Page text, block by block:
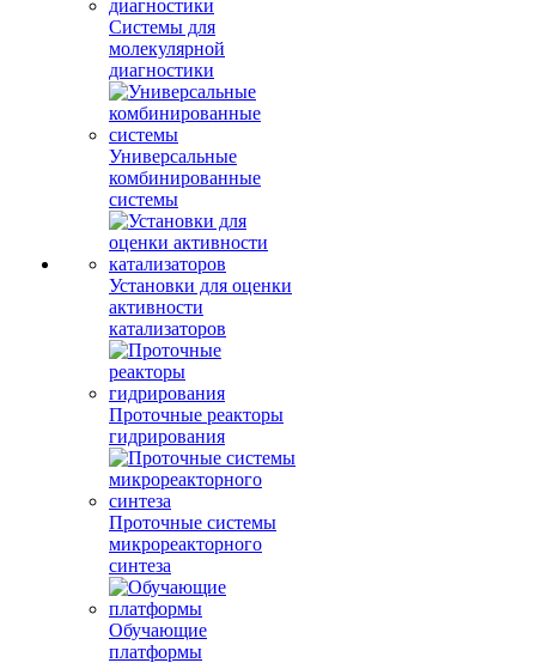
Системы для
молекулярной
диагностики
Универсальные
комбинированные
системы
Установки для оценки
активности
катализаторов
Проточные реакторы
гидрирования
Проточные системы
микрореакторного
синтеза
Обучающие
платформы